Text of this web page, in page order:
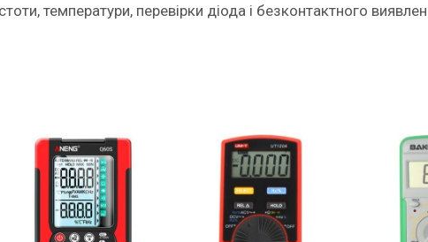
температури, перевірки діода і безконтактного